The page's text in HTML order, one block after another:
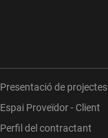
Presentació de projectes
Espai Proveïdor - Client
Perfil del contractant